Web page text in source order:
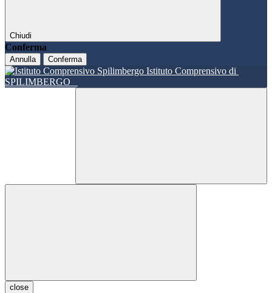
Chiudi
Conferma
Annulla Conferma
Istituto Comprensivo di
SPILIMBERGO
close